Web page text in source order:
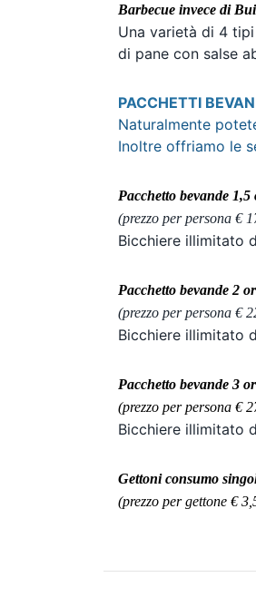
Barbecue invece di
Una varietà di 4
di pane con salse
PACCHETTI
Naturalmente
Inoltre offriamo le
Pacchetto bevande 1,5
(prezzo per persona €
Bicchiere illimitato
Pacchetto bevande 2
(prezzo per persona €
Bicchiere illimitato
Pacchetto bevande 3
(prezzo per persona €
Bicchiere illimitato
Gettoni consumo
(prezzo per gettone €